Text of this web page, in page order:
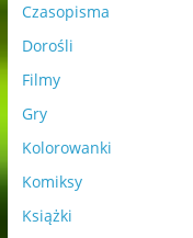
Czasopisma
Dorośli
Filmy
Gry
Kolorowanki
Komiksy
Książki